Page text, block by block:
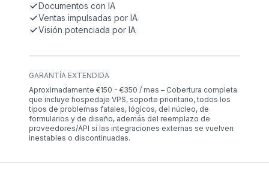
Documentos con IA
Ventas impulsadas por IA
Visión potenciada por IA
GARANTÍA EXTENDIDA
Aproximadamente €150 - €350 / mes – Cobertura completa
que incluye hospedaje VPS, soporte prioritario, todos los
tipos de problemas fatales, lógicos, del núcleo, de
formularios y de diseño, además del reemplazo de
proveedores/API si las integraciones externas se vuelven
inestables o discontinuadas.